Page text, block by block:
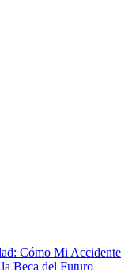
Cómo Mi Accidente
Beca del Futuro